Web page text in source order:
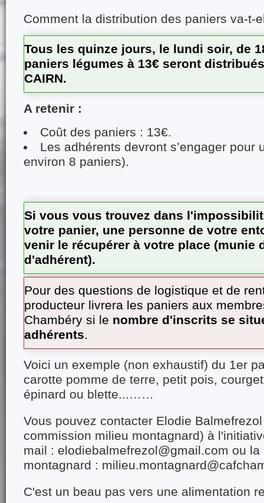
Comment la distribution des paniers va-t-
Tous les quinze jours, le lundi soir, de
paniers légumes à 13€ seront
CAIRN.
A retenir :
Coût des paniers : 13€.
Les adhérents devront s’engager pour
environ 8 paniers).
Si vous vous trouvez dans
votre panier, une personne de votre
venir le récupérer à votre place (munie
d'adhérent).
Pour des questions de logistique et de
producteur livrera les paniers aux
Chambéry si le nombre d'inscrits se
adhérents.
Voici un exemple (non exhaustif) du 1er
carotte pomme de terre, petit pois,
épinard ou blette...……
Vous pouvez contacter Elodie
commission milieu montagnard) à
mail : elodiebalmefrezol@gmail.com ou
montagnard :
C'est un beau pas vers une alimentation